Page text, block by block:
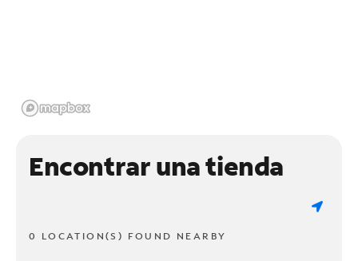
Encontrar una tienda
0 LOCATION(S) FOUND NEARBY